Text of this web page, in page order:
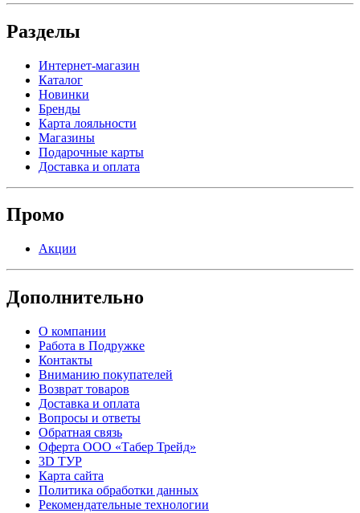
Разделы
Интернет-магазин
Каталог
Новинки
Бренды
Карта лояльности
Магазины
Подарочные карты
Доставка и оплата
Промо
Акции
Дополнительно
О компании
Работа в Подружке
Контакты
Вниманию покупателей
Возврат товаров
Доставка и оплата
Вопросы и ответы
Обратная связь
Оферта ООО «Табер Трейд»
3D ТУР
Карта сайта
Политика обработки данных
Рекомендательные технологии